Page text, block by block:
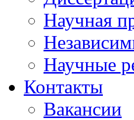
Научная
Научные
Контакты
Вакансии